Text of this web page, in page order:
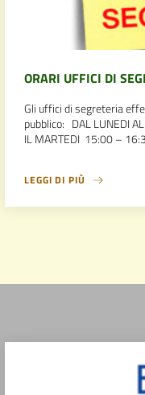
ORARI UFFICI DI
Gli uffici di segreteria
pubblico: DAL LUNEDI
IL MARTEDI 15:00 –
LEGGI DI PIÙ